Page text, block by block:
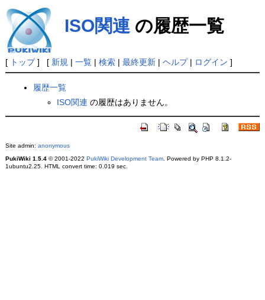
ISO関連 の履歴一覧
[ トップ] [ 新規 | 一覧| 検索| 最終更新| ヘルプ| ログイン ]
履歴一覧
ISO関連 の履歴はありません。
Site admin: anonymous
PukiWiki 1.5.4© 2001-2022 PukiWiki Development Team. Powered by PHP 8.1.2-
1ubuntu2.25. HTML convert time: 0.019 sec.